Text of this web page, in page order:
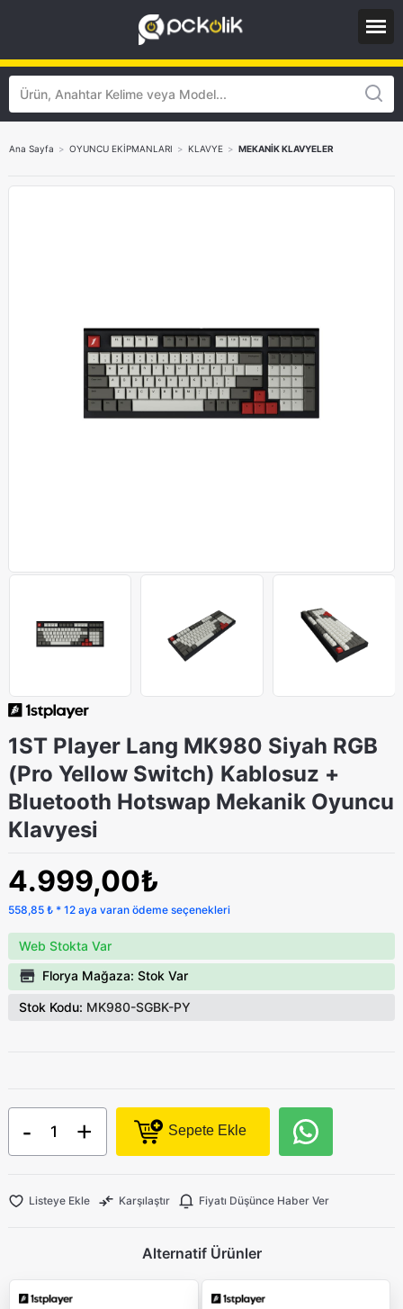
Ana Sayfa > OYUNCU EKİPMANLARI > KLAVYE > MEKANİK KLAVYELER
1ST Player Lang MK980 Siyah RGB
(Pro Yellow Switch) Kablosuz +
Bluetooth Hotswap Mekanik Oyuncu
Klavyesi
4.999,00₺
558,85 ₺ * 12 aya varan ödeme seçenekleri
Web Stokta Var
Florya Mağaza: Stok Var
Stok Kodu: MK980-SGBK-PY
- + Sepete Ekle
Listeye Ekle Karşılaştır Fiyatı Düşünce Haber Ver
Alternatif Ürünler